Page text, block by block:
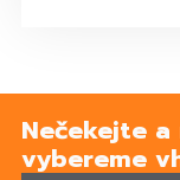
Nečekejte
vybereme